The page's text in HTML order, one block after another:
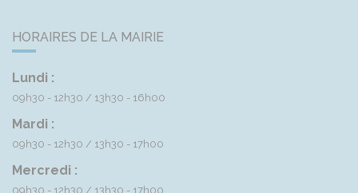
HORAIRES DE LA MAIRIE
Lundi :
09h30 - 12h30 13h30 - 16h00
Mardi :
09h30 - 12h30 13h30 - 17h00
Mercredi :
09h30 - 12h30 13h30 - 17h00